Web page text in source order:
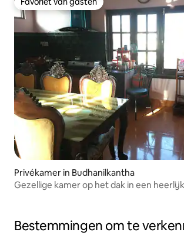
Favoriet van gasten
Privékamer in Budhanilkantha
Gezellige kamer op het dak in een
Bestemmingen om te